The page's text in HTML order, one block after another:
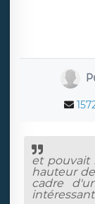
et pouvait
hauteur
cadre